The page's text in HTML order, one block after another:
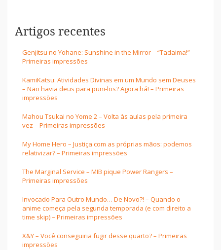
Artigos recentes
Genjitsu no Yohane: Sunshine in the Mirror – “Tadaima!” –
Primeiras impressões
KamiKatsu: Atividades Divinas em um Mundo sem Deuses
– Não havia deus para puni-los? Agora há! – Primeiras
impressões
Mahou Tsukai no Yome 2 – Volta às aulas pela primeira
vez – Primeiras impressões
My Home Hero – Justiça com as próprias mãos: podemos
relativizar? – Primeiras impressões
The Marginal Service – MIB pique Power Rangers –
Primeiras impressões
Invocado Para Outro Mundo… De Novo?! – Quando o
anime começa pela segunda temporada (e com direito a
time skip) – Primeiras impressões
X&Y – Você conseguiria fugir desse quarto? – Primeiras
impressões